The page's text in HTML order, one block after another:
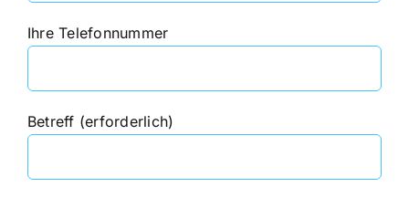
Ihre Telefonnummer
Betreff (erforderlich)